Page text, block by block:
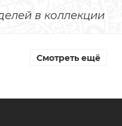
в коллекции
Смотреть ещё